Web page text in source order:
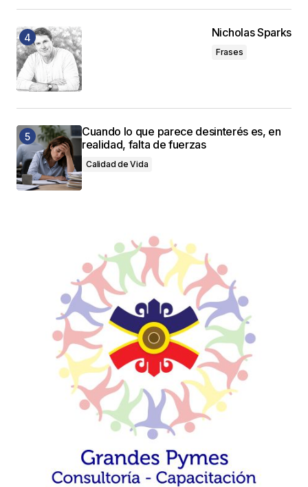
Nicholas Sparks
Frases
Cuando lo que parece desinterés es, en
realidad, falta de fuerzas
Calidad de Vida